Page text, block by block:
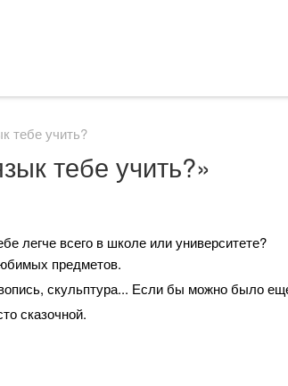
тебе учить?
тебе учить?»
легче всего в школе или университете?
предметов.
скульптура... Если бы можно было
сказочной.